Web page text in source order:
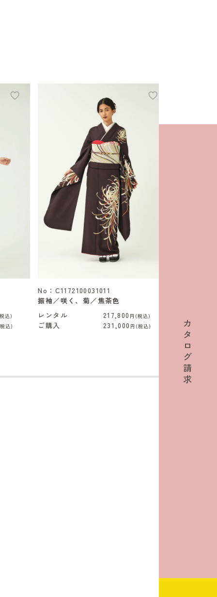
カ
タ
ロ
グ
請
求
込)
込)
No：C1172100031011
振袖／咲く、菊／焦茶色
レンタル
217,800 円(税込)
ご購入 231,000 円(税込)
ご購入